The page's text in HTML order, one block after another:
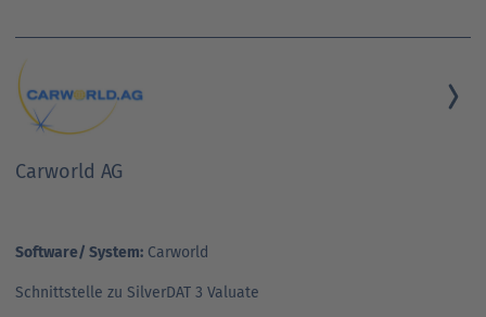
Carworld AG
Software/ System: Carworld
Schnittstelle zu SilverDAT 3 Valuate